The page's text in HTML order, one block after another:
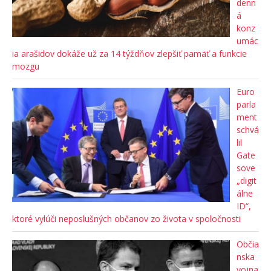
denn
á
konz
umác
ia arašidov dokáže už za 14 týždňov zlepšiť pamäť a funkcie
mozgu
Euro
parla
ment
schvá
lil
Gate
sove
„digit
álne
ID“,
ktoré vylúči neposlušných občanov zo života v spoločnosti
Občia
nska